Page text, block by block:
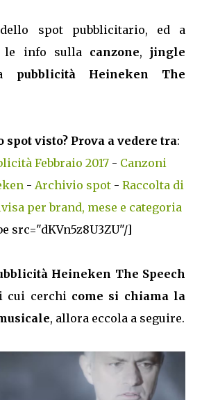
spot pubblicitario, ed a
le info sulla canzone,jingle
pubblicità Heineken The
spot visto? Prova a vedere tra:
Febbraio 2017 - Canzoni
- Archivio spot- Raccolta di
per brand, mese e categoria
src="dKVn5z8U3ZU"/]
Heineken The Speech
cui cerchi come si chiama la
, allora eccola a seguire.